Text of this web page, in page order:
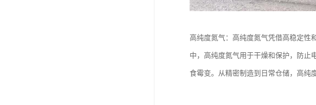
高纯度氮气：高纯度氮气凭借高稳定性
中，高纯度氮气用于干燥和保护，防止
食霉变。从精密制造到日常仓储，高纯